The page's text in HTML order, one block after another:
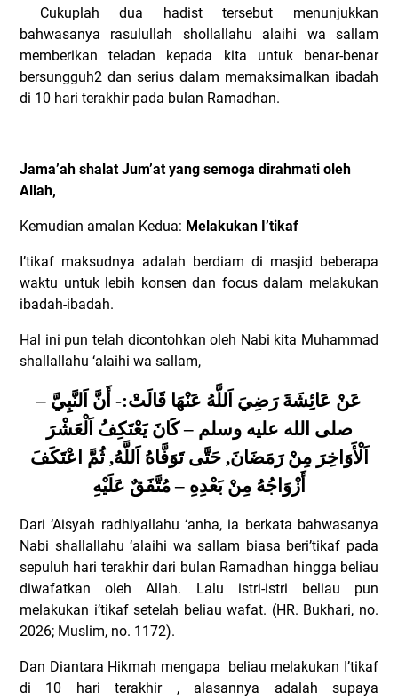
Cukuplah dua hadist tersebut menunjukkan
bahwasanya rasulullah shollallahu alaihi wa sallam
memberikan teladan kepada kita untuk benar-benar
bersungguh2 dan serius dalam memaksimalkan ibadah
di 10 hari terakhir pada bulan Ramadhan.
Jama’ah shalat Jum’at yang semoga dirahmati oleh
Allah,
Kemudian amalan Kedua: Melakukan I’tikaf
I’tikaf maksudnya adalah berdiam di masjid beberapa
waktu untuk lebih konsen dan focus dalam melakukan
ibadah-ibadah.
Hal ini pun telah dicontohkan oleh Nabi kita Muhammad
shallallahu ‘alaihi wa sallam,
عَنْ عَائِشَةَ رَضِيَ اَللَّهُ عَنْهَا قَالَتْ:- أَنَّ اَلنَّبِيَّ –
صلى الله عليه وسلم – كَانَ يَعْتَكِفُ اَلْعَشْرَ
اَلْأَوَاخِرَ مِنْ رَمَضَانَ, حَتَّى تَوَفَّاهُ اَللَّهُ, ثُمَّ اعْتَكَفَ
أَزْوَاجُهُ مِنْ بَعْدِهِ – مُتَّفَقٌ عَلَيْهِ
Dari ‘Aisyah radhiyallahu ‘anha, ia berkata bahwasanya
Nabi shallallahu ‘alaihi wa sallam biasa beri’tikaf pada
sepuluh hari terakhir dari bulan Ramadhan hingga beliau
diwafatkan oleh Allah. Lalu istri-istri beliau pun
melakukan i’tikaf setelah beliau wafat. (HR. Bukhari, no.
2026; Muslim, no. 1172).
Dan Diantara Hikmah mengapa beliau melakukan I’tikaf
di 10 hari terakhir , alasannya adalah supaya